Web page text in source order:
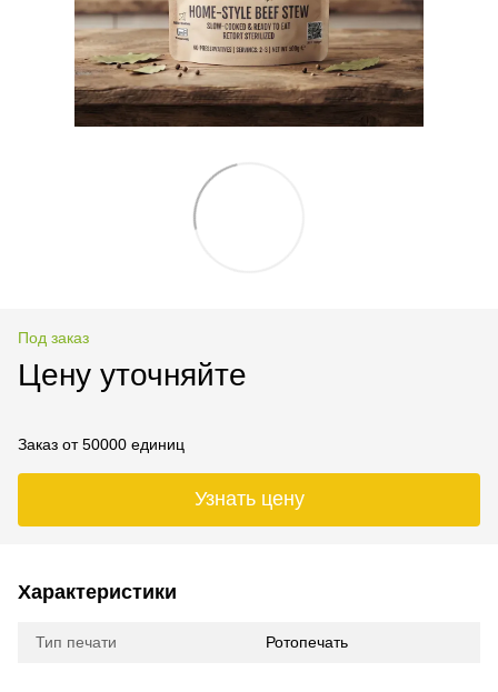
Под заказ
Цену уточняйте
Заказ от 50000 единиц
Узнать цену
Характеристики
Тип печати Ротопечать